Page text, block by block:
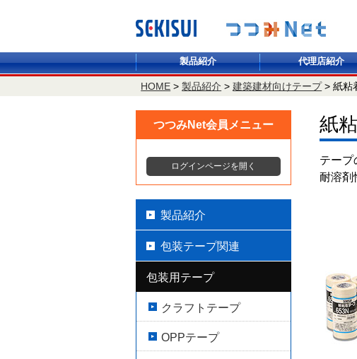
製品紹介 代理店紹介
HOME >製品紹介 >建築建材向けテープ>紙粘
紙
テープ
耐溶剤
つつみNet会員メニュー
ログインページを開く
製品紹介
包装テープ関連
包装用テープ
クラフトテープ
OPPテープ